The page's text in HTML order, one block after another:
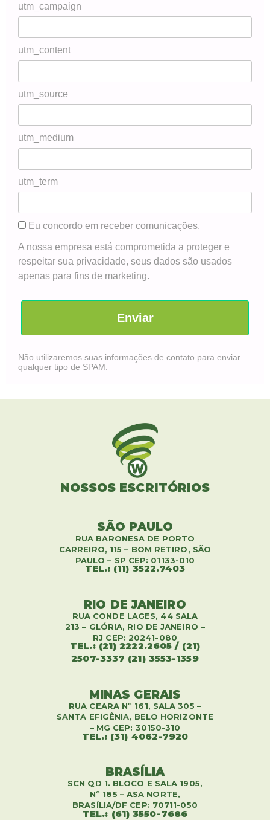
utm_campaign
utm_content
utm_source
utm_medium
utm_term
Eu concordo em receber comunicações.
A nossa empresa está comprometida a proteger e
respeitar sua privacidade, seus dados são usados
apenas para fins de marketing.
Enviar
Não utilizaremos suas informações de contato para enviar
qualquer tipo de SPAM.
NOSSOS ESCRITÓRIOS
SÃO PAULO
RUA BARONESA DE PORTO
CARREIRO, 115 – BOM RETIRO, SÃO
PAULO – SP CEP: 01133-010
TEL.: (11) 3522.7403
RIO DE JANEIRO
RUA CONDE LAGES, 44 SALA
213 – GLÓRIA, RIO DE JANEIRO –
RJ CEP: 20241-080
TEL.: (21) 2222.2605 / (21)
2507-3337 (21) 3553-1359
MINAS GERAIS
RUA CEARA Nº 161, SALA 305 –
SANTA EFIGÊNIA, BELO HORIZONTE
– MG CEP: 30150-310
TEL.: (31) 4062-7920
BRASÍLIA
SCN QD 1. BLOCO E SALA 1905,
Nº 185 – ASA NORTE,
BRASÍLIA/DF CEP: 70711-050
TEL.: (61) 3550-7686